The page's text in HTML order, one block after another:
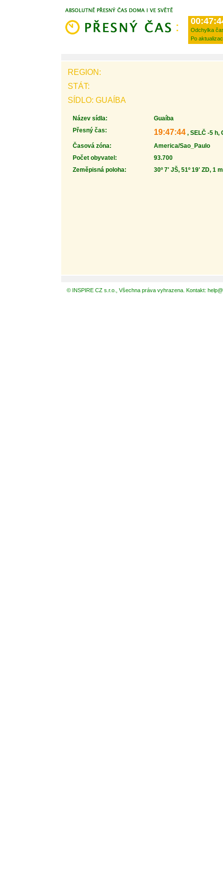
Odchylka
Po
REGION:
STÁT:
SÍDLO: GUAÍBA
Název sídla:
Guaíba
Přesný čas:
19:47:44 , SELČ -5 h,
Časová zóna:
America/Sao_Paulo
Počet obyvatel:
93.700
Zeměpisná poloha:
30º 7' JŠ, 51º 19' ZD, 1
© INSPIRE CZ s.r.o., Všechna práva vyhrazena. Kontakt: